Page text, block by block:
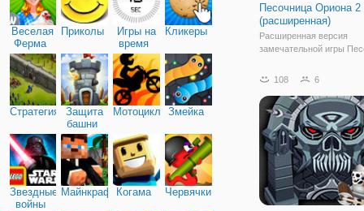
Веселая
Ферма
Приколы
Игры на
время
Кликеры
Стратегия
Защита
башни
МотоциклыЗмейка
Звездные
войны
МайнкрафтКогама Червячки
Песочница Ориона 2
(расширенная)
Расширенная версия
замечательной игры
девственном мире
инструментов и брони.
в Песочнице Ориона
импровизированные
успешно
108 6